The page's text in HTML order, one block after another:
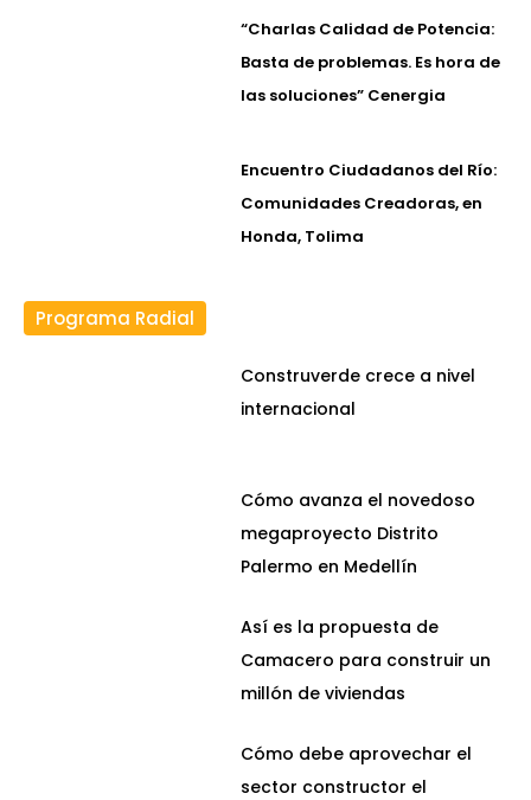
“Charlas Calidad de Potencia:
Basta de problemas. Es hora de
las soluciones” Cenergia
Encuentro Ciudadanos del Río:
Comunidades Creadoras, en
Honda, Tolima
Programa Radial
Construverde crece a nivel
internacional
Cómo avanza el novedoso
megaproyecto Distrito
Palermo en Medellín
Así es la propuesta de
Camacero para construir un
millón de viviendas
Cómo debe aprovechar el
sector constructor el